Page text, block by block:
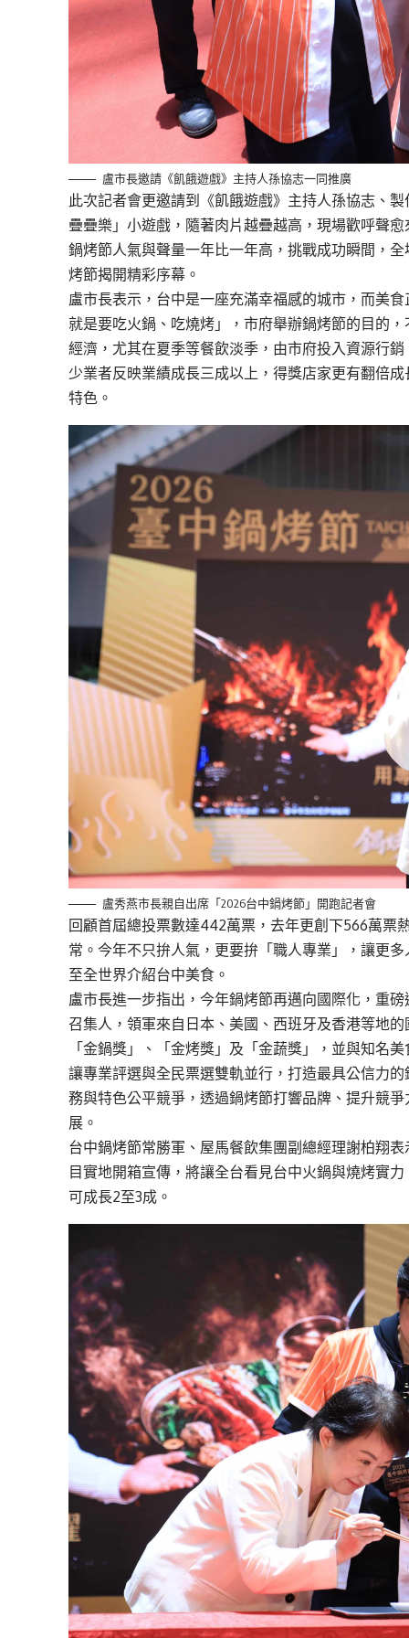
盧市長邀請《飢餓遊戲》主持人孫協志一同推廣
此次記者會更邀請到《飢餓遊戲》主持人孫協志、
疊疊樂」小遊戲，隨著肉片越疊越高，現場歡呼聲
鍋烤節人氣與聲量一年比一年高，挑戰成功瞬間，
烤節揭開精彩序幕。
盧市長表示，台中是一座充滿幸福感的城市，而美
就是要吃火鍋、吃燒烤」，市府舉辦鍋烤節的目的
經濟，尤其在夏季等餐飲淡季，由市府投入資源行
少業者反映業績成長三成以上，得獎店家更有翻倍
特色。
盧秀燕市長親自出席「2026台中鍋烤節」開跑記者會
回顧首屆總投票數達442萬票，去年更創下566萬票
常。今年不只拚人氣，更要拚「職人專業」，讓更
至全世界介紹台中美食。
盧市長進一步指出，今年鍋烤節再邁向國際化，重
召集人，領軍來自日本、美國、西班牙及香港等地
「金鍋獎」、「金烤獎」及「金蔬獎」，並與知名
讓專業評選與全民票選雙軌並行，打造最具公信力
務與特色公平競爭，透過鍋烤節打響品牌、提升競
展。
台中鍋烤節常勝軍、屋馬餐飲集團副總經理謝柏翔
目實地開箱宣傳，將讓全台看見台中火鍋與燒烤實
可成長2至3成。